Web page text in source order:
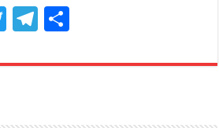
T
itt
r
T
e
ra
ar